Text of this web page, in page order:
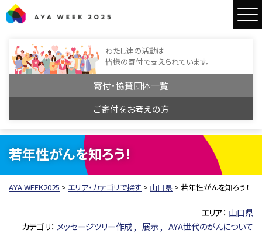
わたし達の活動は
皆様の寄付で支えられています。
寄付・協賛団体一覧
ご寄付をお考えの方
若年性がんを知ろう！
AYA WEEK2025 > エリア・カテゴリで探す > 山口県 > 若年性がんを知ろう！
エリア： 山口県
カテゴリ： メッセージツリー作成 展示
AYA世代のがんについて